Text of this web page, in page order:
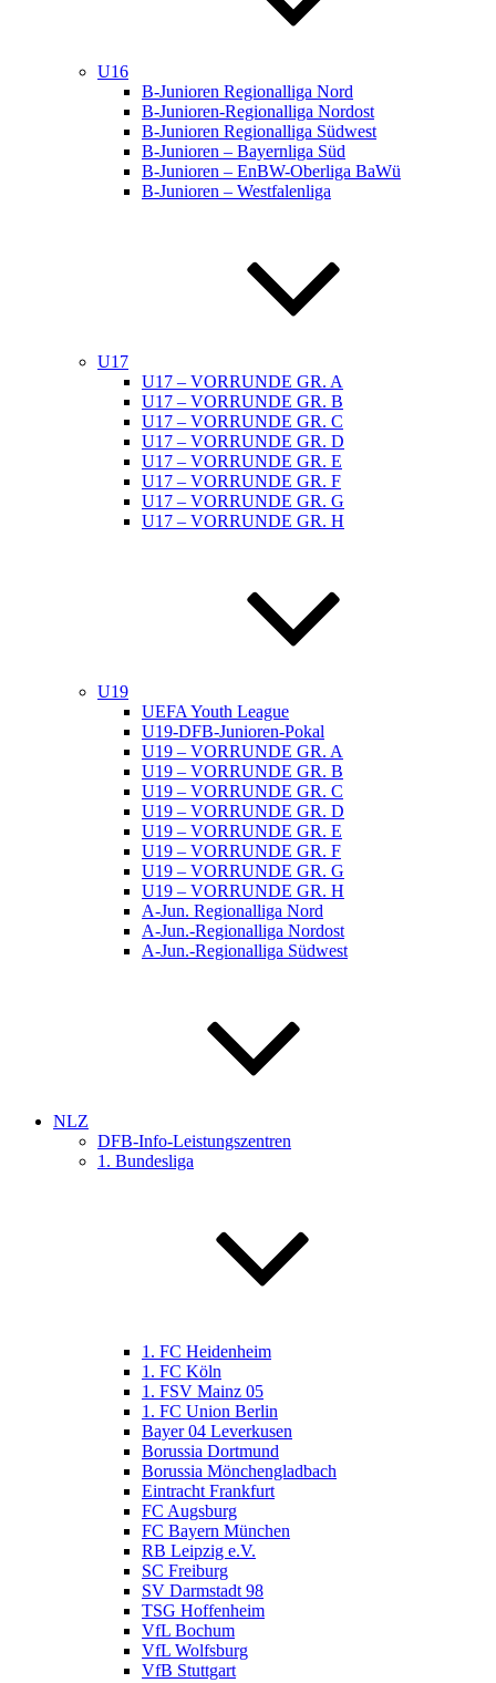
U16
B-Junioren Regionalliga Nord
B-Junioren-Regionalliga Nordost
B-Junioren Regionalliga Südwest
B-Junioren – Bayernliga Süd
B-Junioren – EnBW-Oberliga BaWü
B-Junioren – Westfalenliga
U17
U17 – VORRUNDE GR. A
U17 – VORRUNDE GR. B
U17 – VORRUNDE GR. C
U17 – VORRUNDE GR. D
U17 – VORRUNDE GR. E
U17 – VORRUNDE GR. F
U17 – VORRUNDE GR. G
U17 – VORRUNDE GR. H
U19
UEFA Youth League
U19-DFB-Junioren-Pokal
U19 – VORRUNDE GR. A
U19 – VORRUNDE GR. B
U19 – VORRUNDE GR. C
U19 – VORRUNDE GR. D
U19 – VORRUNDE GR. E
U19 – VORRUNDE GR. F
U19 – VORRUNDE GR. G
U19 – VORRUNDE GR. H
A-Jun. Regionalliga Nord
A-Jun.-Regionalliga Nordost
A-Jun.-Regionalliga Südwest
NLZ
DFB-Info-Leistungszentren
1. Bundesliga
1. FC Heidenheim
1. FC Köln
1. FSV Mainz 05
1. FC Union Berlin
Bayer 04 Leverkusen
Borussia Dortmund
Borussia Mönchengladbach
Eintracht Frankfurt
FC Augsburg
FC Bayern München
RB Leipzig e.V.
SC Freiburg
SV Darmstadt 98
TSG Hoffenheim
VfL Bochum
VfL Wolfsburg
VfB Stuttgart